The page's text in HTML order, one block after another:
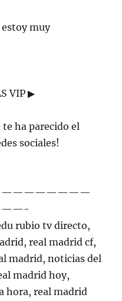
estoy muy
VIP ▶
ha parecido el
sociales!
rubio tv directo,
real madrid cf,
madrid, noticias del
madrid hoy,
hora, real madrid